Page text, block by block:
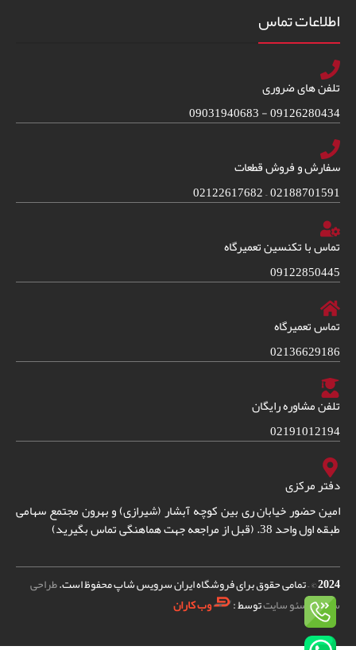
اطلاعات تماس
تلفن های ضروری
09126280434 - 09031940683
سفارش و فروش قطعات
02188701591 – 02122617682
تماس با تکنسین تعمیرگاه
09122850445
تماس تعمیرگاه
02136629186
تلفن مشاوره رایگان
02191012194
دفتر مرکزی
امین حضور خیابان ری بین کوچه آبشار (شیرازی) و بهرون مجتمع سهامی
طبقه اول واحد 38. (قبل از مراجعه جهت هماهنگی تماس بگیرید)
2024© – تمامی حقوق برای فروشگاه ایران سرویس شاپ محفوظ است.طراحی
سایتوسئو سایتتوسط : وب کاران